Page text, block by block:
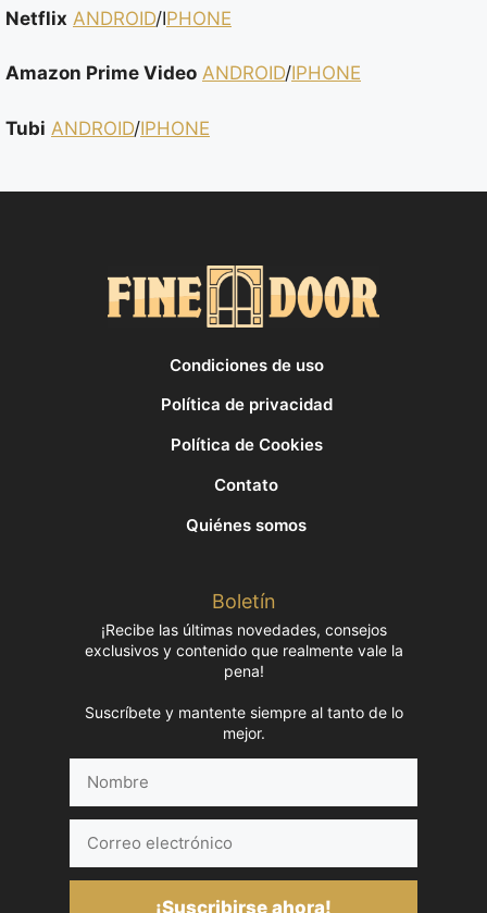
Netflix ANDROID/IPHONE
Amazon Prime Video ANDROID/IPHONE
Tubi ANDROID/IPHONE
Condiciones de uso
Política de privacidad
Política de Cookies
Contato
Quiénes somos
Boletín
¡Recibe las últimas novedades, consejos
exclusivos y contenido que realmente vale la
pena!
Suscríbete y mantente siempre al tanto de lo
mejor.
electrónico
¡Suscribirse ahora!